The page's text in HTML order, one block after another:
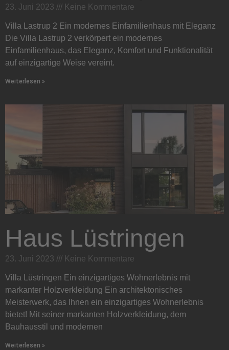
23. Juni 2023 Keine Kommentare
Villa Lastrup 2 Ein modernes Einfamilienhaus mit Eleganz
Die Villa Lastrup 2 verkörpert ein modernes
Einfamilienhaus, das Eleganz, Komfort und Funktionalität
auf einzigartige Weise vereint.
Weiterlesen »
Haus Lüstringen
23. Juni 2023 Keine Kommentare
Villa Lüstringen Ein einzigartiges Wohnerlebnis mit
markanter Holzverkleidung Ein architektonisches
Meisterwerk, das Ihnen ein einzigartiges Wohnerlebnis
bietet! Mit seiner markanten Holzverkleidung, dem
Bauhausstil und modernen
Weiterlesen »